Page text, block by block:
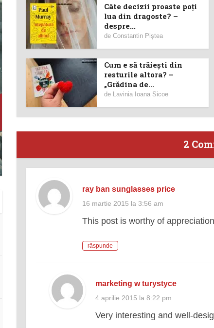
Câte decizii proaste poţi
lua din dragoste? –
despre...
de Constantin Piştea
Cum e să trăiești din
resturile altora? –
„Grădina de...
de Lavinia Ioana Sicoe
2
ray ban sunglasses price
16 martie 2015 la 3:56 am
This post is worthy of
răspunde
marketing w turystyce
4 aprilie 2015 la 8:22 pm
Very interesting and well-